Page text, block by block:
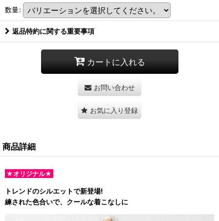
数量:
返品特約に関する重要事項
カートに入れる
お問い合わせ
お気に入り登録
商品詳細
★オリジナル★
トレンドのシルエットで新登場!
練された色合いで、クールな着こなしに